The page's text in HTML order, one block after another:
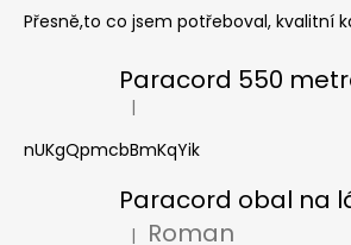
Přesně,to co jsem potřeboval, kvalitní
Hodnocení produktu je 5 z 5
|
nUKgQpmcbBmKqYik
Paracord obal na
| Roman